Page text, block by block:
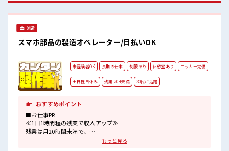
指していきましょう！ ≪収入アップを目指せる≫ 高時給だら
けの派遣のお仕事です！ ■職場の雰囲気 休憩時間にゆっくり
しっかり休む！ 」って大事ですよね！
派遣
スマホ部品の製造オペレーター/日払いOK
未経験者OK 長期の仕事 制服あり 休憩室あり ロッカー完備
土日祝日休み 残業 20H未満 30代が活躍
おすすめポイント
■お仕事PR
≪1日1時間程の残業で収入アップ≫
残業は月20時間未満で、
もっと見る